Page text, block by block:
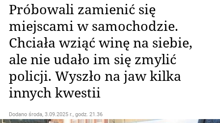
Próbowali zamienić się
miejscami w samochodzie.
Chciała wziąć winę na siebie,
ale nie udało im się zmylić
policji. Wyszło na jaw kilka
innych kwestii
Dodano środa, 3.09.2025 r., godz. 21.36